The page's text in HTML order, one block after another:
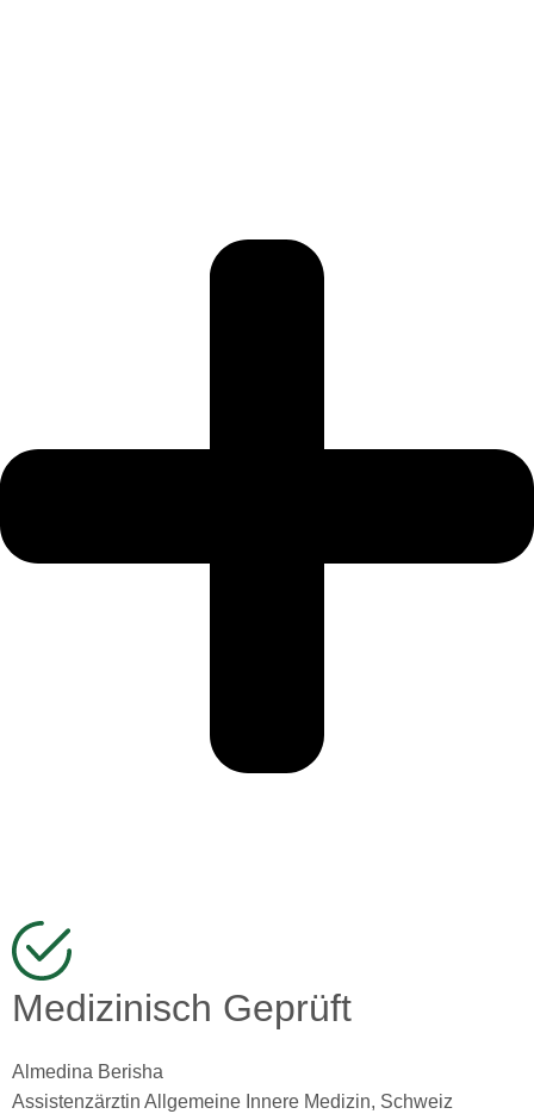
Medizinisch Geprüft
Almedina Berisha
Assistenzärztin Allgemeine Innere Medizin, Schweiz